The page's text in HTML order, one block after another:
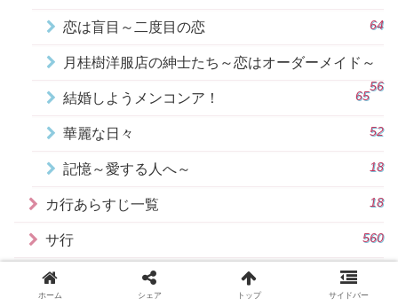
恋は盲目～二度目の恋 64
月桂樹洋服店の紳士たち～恋はオーダーメイド～
56
結婚しようメンコンア！ 65
華麗な日々 52
記憶～愛する人へ～ 18
カ行あらすじ一覧 18
サ行 560
サークル：繋がった二つの世界
ホーム シェア トップ サイドバー